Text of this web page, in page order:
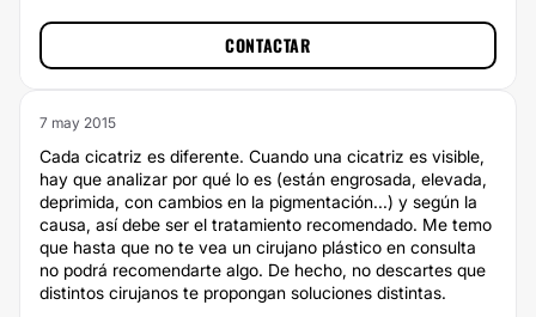
CONTACTAR
7 may 2015
Cada cicatriz es diferente. Cuando una cicatriz es visible,
hay que analizar por qué lo es (están engrosada, elevada,
deprimida, con cambios en la pigmentación...) y según la
causa, así debe ser el tratamiento recomendado. Me temo
que hasta que no te vea un cirujano plástico en consulta
no podrá recomendarte algo. De hecho, no descartes que
distintos cirujanos te propongan soluciones distintas.